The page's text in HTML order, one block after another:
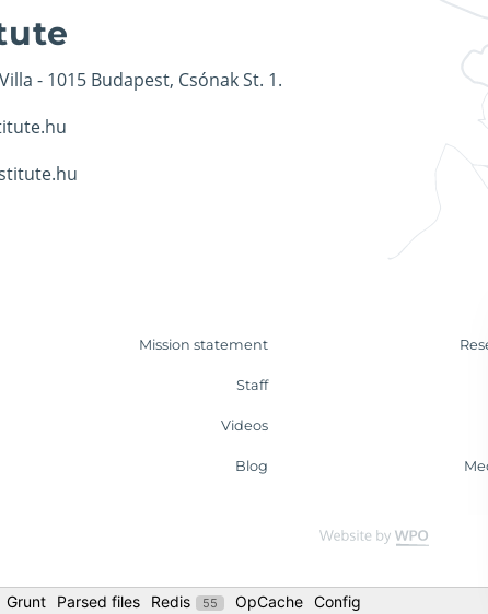
- 1015 Budapest, Csónak St. 1.
Mission statement
Staff
Videos
Blog
Grunt Parsed files Redis 55 OpCache Config